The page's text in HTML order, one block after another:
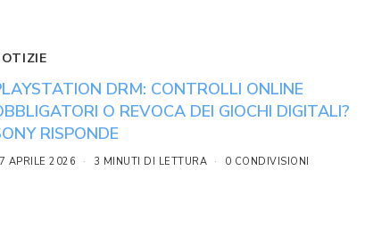
DRM: CONTROLLI ONLINE
O REVOCA DEI GIOCHI DIGITALI?
RISPONDE
APRILE 2026 3 MINUTI DI LETTURA 0 CONDIVISIONI